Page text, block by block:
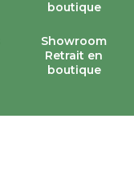
Showroom
Retrait en
boutique